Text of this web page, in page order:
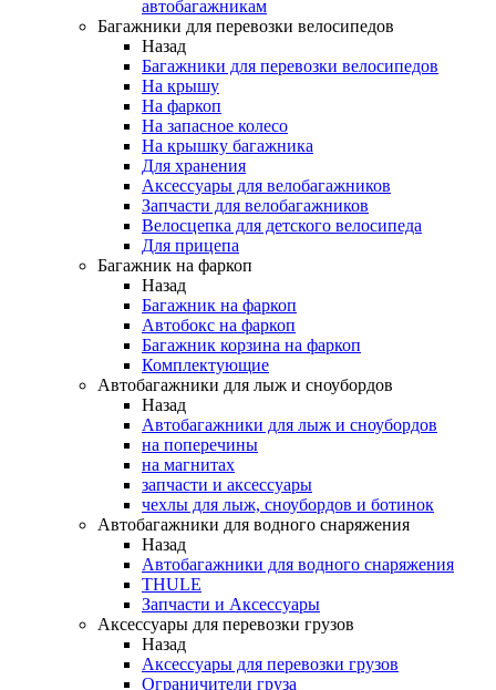
автобагажникам
Багажники для перевозки велосипедов
Назад
Багажники для перевозки велосипедов
На крышу
На фаркоп
На запасное колесо
На крышку багажника
Для хранения
Аксессуары для велобагажников
Запчасти для велобагажников
Велосцепка для детского велосипеда
Для прицепа
Багажник на фаркоп
Назад
Багажник на фаркоп
Автобокс на фаркоп
Багажник корзина на фаркоп
Комплектующие
Автобагажники для лыж и сноубордов
Назад
Автобагажники для лыж и сноубордов
на поперечины
на магнитах
запчасти и аксессуары
чехлы для лыж, сноубордов и ботинок
Автобагажники для водного снаряжения
Назад
Автобагажники для водного снаряжения
THULE
Запчасти и Аксессуары
Аксессуары для перевозки грузов
Назад
Аксессуары для перевозки грузов
Ограничители груза